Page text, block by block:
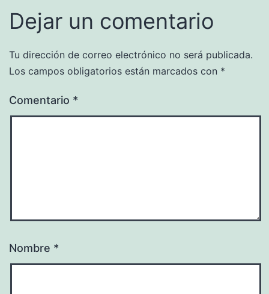
Dejar un comentario
Tu dirección de correo electrónico no será publicada.
Los campos obligatorios están marcados con *
Comentario *
Nombre *